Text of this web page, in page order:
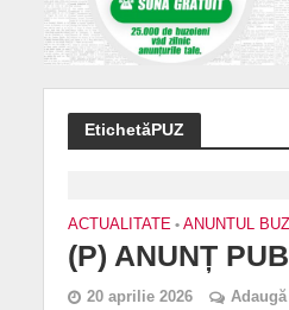
EtichetăPUZ
ACTUALITATE • ANUNTUL
(P) ANUNȚ
20 aprilie 2026